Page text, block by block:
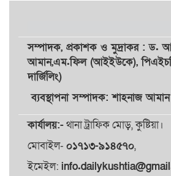
সম্পাদক, প্রকাশকওমুদ্রাকর: ড.
আমান,এম.ফিল (আইইউকে),
দার্জিলিং)
ব্যবস্থাপনা সম্পাদক: শাহনাজ
কার্যালয়:-থানা ট্রাফিক মোড়, কুষ্টিয়া।
মোবাইল- ০১৭১৩-৯১৪৫৭০,
ইমেইল: